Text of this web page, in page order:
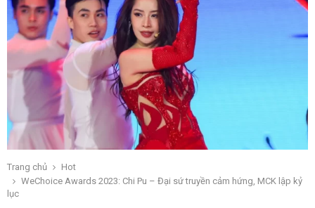
Trang chủ
Hot
WeChoice Awards 2023: Chi Pu – Đại sứ truyền cảm hứng, MCK lập kỷ
lục